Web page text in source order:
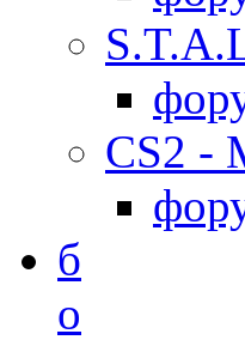
CS2 -
б
о